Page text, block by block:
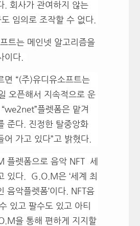
. 회사가 관여하지 않는
임의로 조작할 수 없다.
트는 메인넷 알고리즘을
이다.
면 “(주)유디유소프트는
오픈해서 지속적으로 운
플렛폼은 맡겨
준다. 진정한 탈중앙화
어 가고 있다”고 밝혔다.
플렛폼으로 음악 NFT 세
있다. G.O.M은 ‘세계 최
음악플렛폼’이다. NFT음
있고 팔수도 있고 아티
을 통해 편하게 지지할